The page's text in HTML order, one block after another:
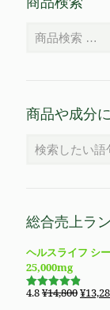
商品や成分
総合売上ラ
ヘルスライフ シ
25,000mg
5段階で
4.8¥14,800元
¥